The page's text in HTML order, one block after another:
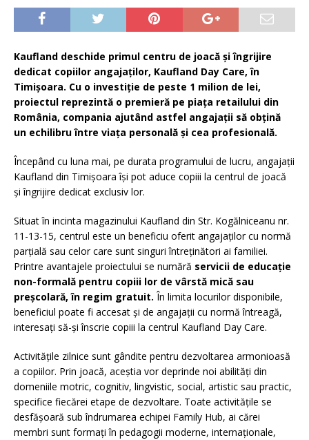
Kaufland deschide primul centru de joacă și îngrijire
dedicat copiilor angajaților, Kaufland Day Care, în
Timișoara. Cu o investiție de peste 1 milion de lei,
proiectul reprezintă o premieră pe piața retailului din
România, compania ajutând astfel angajații să obțină
un echilibru între viața personală și cea profesională.
Începând cu luna mai, pe durata programului de lucru, angajații
Kaufland din Timișoara își pot aduce copiii la centrul de joacă
și îngrijire dedicat exclusiv lor.
Situat în incinta magazinului Kaufland din Str. Kogălniceanu nr.
11-13-15, centrul este un beneficiu oferit angajaților cu normă
parțială sau celor care sunt singuri întreținători ai familiei.
Printre avantajele proiectului se numără servicii de educație
non-formală pentru copiii lor de vârstă mică sau
preșcolară, în regim gratuit. În limita locurilor disponibile,
beneficiul poate fi accesat și de angajații cu normă întreagă,
interesați să-și înscrie copiii la centrul Kaufland Day Care.
Activitățile zilnice sunt gândite pentru dezvoltarea armonioasă
a copiilor. Prin joacă, aceștia vor deprinde noi abilități din
domeniile motric, cognitiv, lingvistic, social, artistic sau practic,
specifice fiecărei etape de dezvoltare. Toate activitățile se
desfășoară sub îndrumarea echipei Family Hub, ai cărei
membri sunt formați în pedagogii moderne, internaționale,